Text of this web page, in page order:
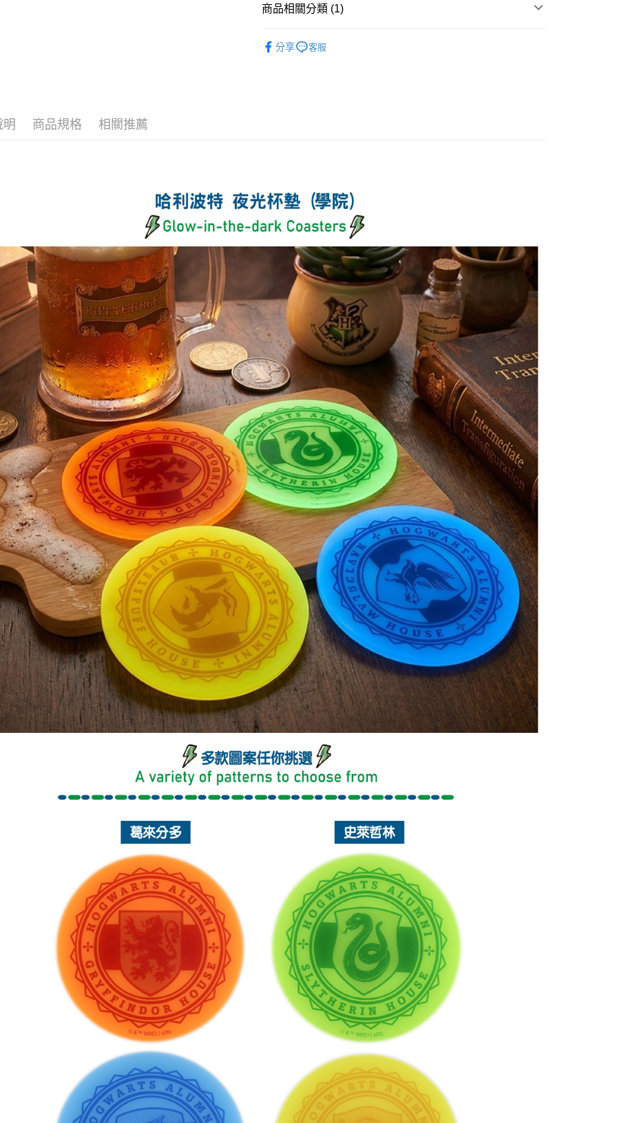
２．訂單成立數日內，您將收到繳費通知簡訊。
※ 請注意：結帳手續完成當下不需立刻繳費，但若您需要取消訂單，請聯
絡購買商品的店家。未經商家同意取消之訂單仍視為有效，需透過AFTEE
https://aftee.tw/terms/#terms3
３．未成年的使用者請事先徵得法定代理人或監護人之同意方可使用
「AFTEE先享後付」，若未經同意申辦者引起之損失，本公司不負相關責
任。
４．使用「AFTEE先享後付」時，將依據個別帳號之用戶狀況，依本公司
即時審查核予不同之上限額度；若仍有額度不足之情形，本公司將視審查
結果請求用戶進行身份認證。
５．嚴禁一人註冊多個帳號或使用他人資訊註冊。若發現惡意使用之情
形，恩沛科技股份有限公司將有權停止該用戶之使用額度並採取法律行
動。
付款後全家取貨
7-11付款取貨
商品相關分類 (1)
分享
客服
明 商品規格 相關推薦